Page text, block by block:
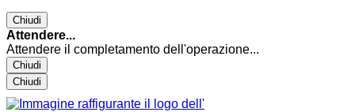
Chiudi
Attendere...
Attendere il completamento dell'operazione...
Chiudi
Chiudi